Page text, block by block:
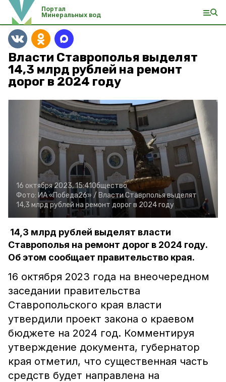
Портал
Минеральных вод
Власти Ставрополья выделят
14,3 млрд рублей на ремонт
дорог в 2024 году
16 октября 2023, 15:41Общество
Фото: ИА «Победа26» / Власти Ставрполья выделят
14,3 млрд рублей на ремонт дорог в 2024 году
14,3 млрд рублей выделят власти
Ставрополья на ремонт дорог в 2024 году.
Об этом сообщает правительство края.
16 октября 2023 года на внеочередном
заседании правительства
Ставропольского края власти
утвердили проект закона о краевом
бюджете на 2024 год. Комментируя
утверждение документа, губернатор
края отметил, что существенная часть
средств будет направлена на